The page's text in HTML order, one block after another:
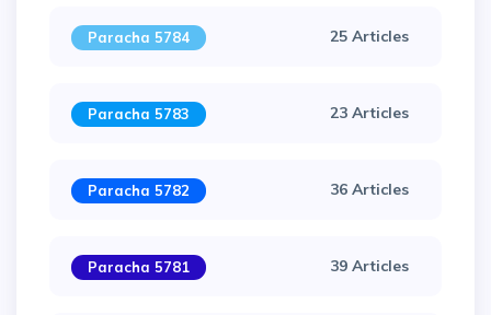
Paracha 5784 25 Articles
Paracha 5783 23 Articles
Paracha 5782 36 Articles
Paracha 5781 39 Articles